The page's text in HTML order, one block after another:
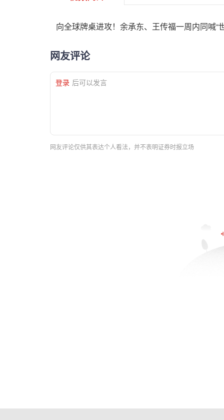
向全球牌桌进攻！余承东、王传福一周内同喊
网友评论
登录 后可以发言
网友评论仅供其表达个人看法，并不表明证券时报立场